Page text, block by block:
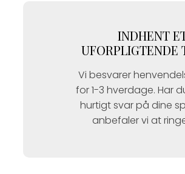
INDHENT
UFORPLIGTENDE
Vi besvarer
for 1-3 hverdage. Har
hurtigt svar på dine
anbefaler vi at